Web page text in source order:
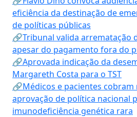
eficiência da destinação de
de políticas públicas
🔗Tribunal valida arrematação
apesar do pagamento fora do
🔗Aprovada indicação da
Margareth Costa para o TST
🔗Médicos e pacientes cobram
aprovação de política nacional
imunodeficiência genética rara